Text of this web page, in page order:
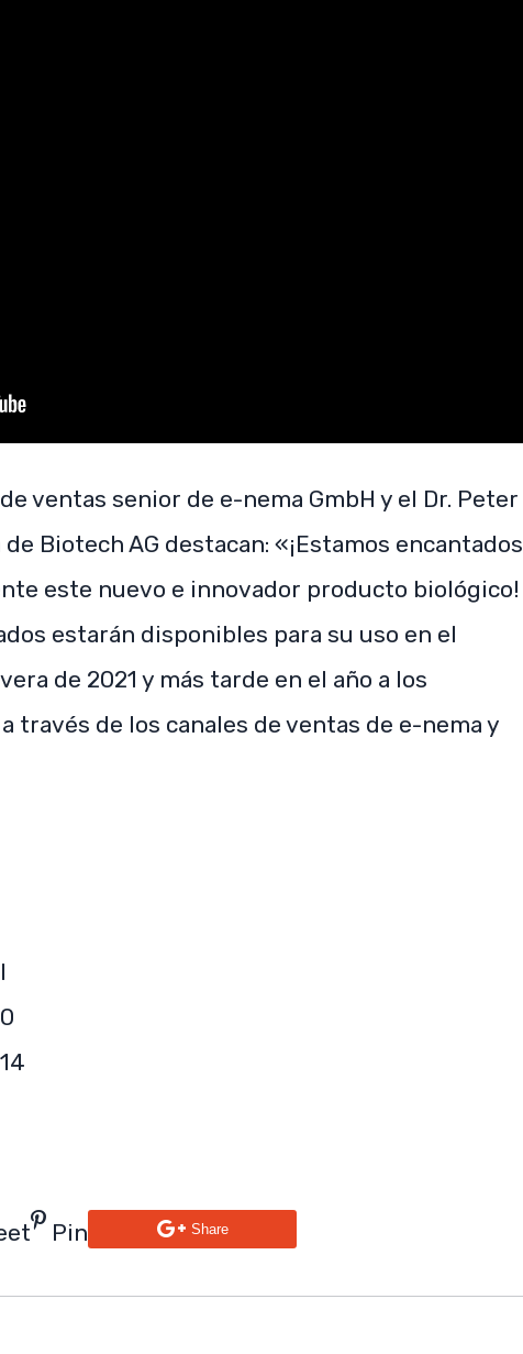
ventas senior de e-nema GmbH y el Dr. Peter
Biotech AG destacan: «¡Estamos encantados
este nuevo e innovador producto biológico!
estarán disponibles para su uso en el
de 2021 y más tarde en el año a los
través de los canales de ventas de e-nema y
Pin Share